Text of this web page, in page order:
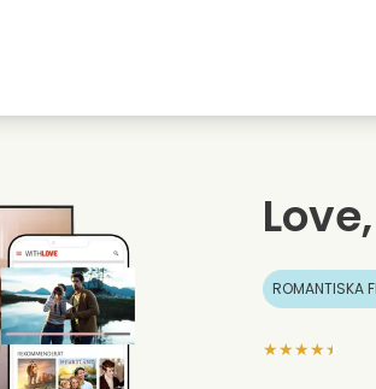
Sommarfilm
ROMANTISKA
★★★★★